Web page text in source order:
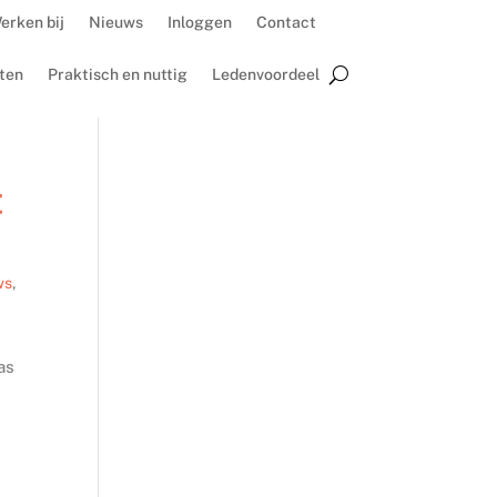
bij Nieuws Inloggen Contact
Praktisch en nuttig Ledenvoordeel
,